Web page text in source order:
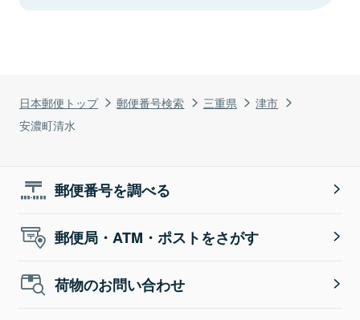
日本郵便トップ 郵便番号検索 三重県
津市
安濃町清水
郵便番号を調べる
郵便局・ATM・ポストをさがす
荷物のお問い合わせ